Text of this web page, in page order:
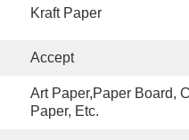
Kraft Paper
Accept
Art Paper,Paper Board,
Paper, Etc.